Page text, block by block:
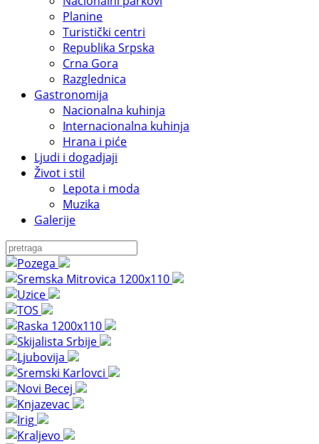
Planine
Turistički centri
Republika Srpska
Crna Gora
Razglednica
Gastronomija
Nacionalna kuhinja
Internacionalna kuhinja
Hrana i piće
Ljudi i dogadjaji
Život i stil
Lepota i moda
Muzika
Galerije